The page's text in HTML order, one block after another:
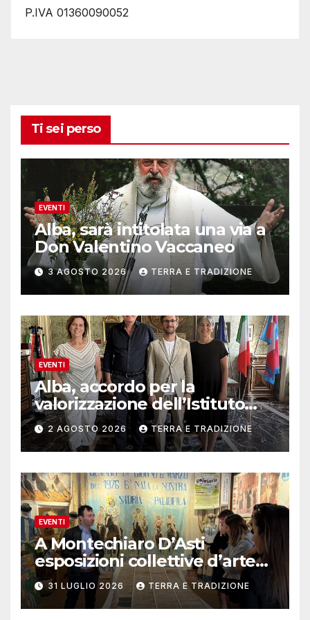
P.IVA 01360090052
Ti sei perso
EVENTI
Alba, sarà intitolata una via a
Don Valentino Vaccaneo
3 AGOSTO 2026 TERRA E TRADIZIONE
EVENTI
Alba, accordo per la
valorizzazione dell’Istituto
musicale Rocca
2 AGOSTO 2026 TERRA E TRADIZIONE
EVENTI
A Montechiaro D’Asti
esposizioni collettive d’arte
contemporanea
31 LUGLIO 2026 TERRA E TRADIZIONE